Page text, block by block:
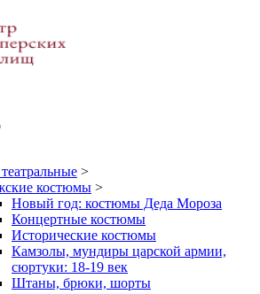
>
костюмы >
Новый год: костюмы Деда Мороза
Концертные костюмы
Исторические костюмы
Камзолы, мундиры царской армии,
сюртуки: 18-19 век
Штаны, брюки, шорты